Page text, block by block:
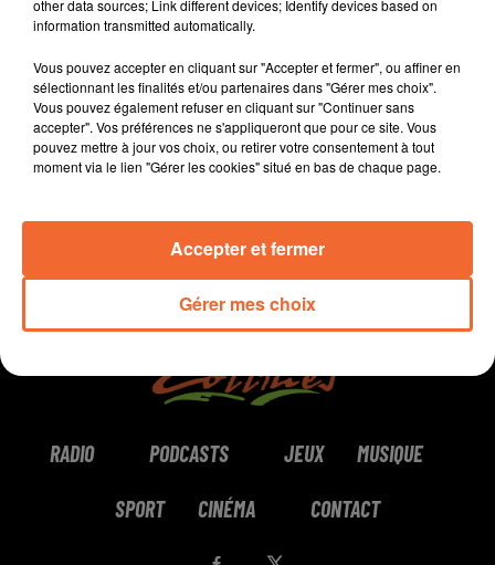
Avec Sébastien Marot, qui tient le magasin "5 de Pique"
à Mauléon, et Jacqueline, nous découvrons ou re-
découvrons un jeu chaque semaine !
0:00 3 min 44 sec
RADIO PODCASTS JEUX MUSIQUE
SPORT CINÉMA CONTACT
other data sources; Link different devices; Identify devices based on
information transmitted automatically.
Vous pouvez accepter en cliquant sur "Accepter et fermer", ou affiner en
sélectionnant les finalités et/ou partenaires dans "Gérer mes choix".
Vous pouvez également refuser en cliquant sur "Continuer sans
accepter". Vos préférences ne s'appliqueront que pour ce site. Vous
pouvez mettre à jour vos choix, ou retirer votre consentement à tout
moment via le lien "Gérer les cookies" situé en bas de chaque page.
Gérer mes choix
Accepter et fermer